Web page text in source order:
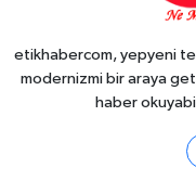
etikhabercom, yepyeni
modernizmi bir araya
haber